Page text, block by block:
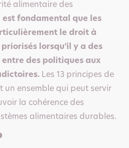
alimentaire des
Il est fondamental que les
le droit à
lorsqu’il y a des
des politiques aux
Les 13 principes de
un ensemble qui peut servir
la cohérence des
alimentaires durables.